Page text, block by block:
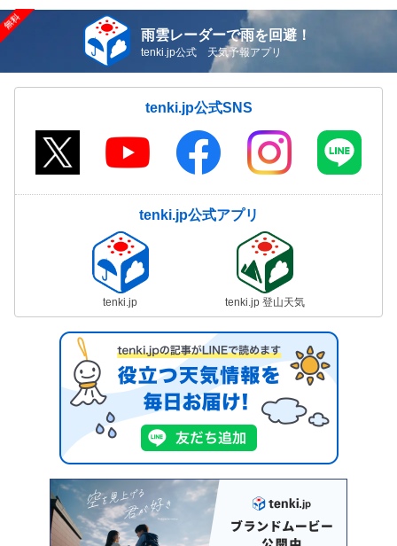
雨雲レーダーで雨を回避！
tenki.jp公式 天気予報アプリ
tenki.jp公式SNS
tenki.jp公式アプリ
tenki.jp tenki.jp 登山天気